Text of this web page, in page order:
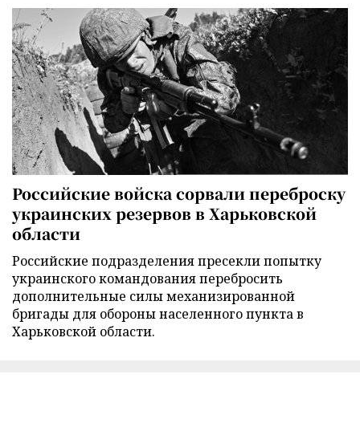
Российские войска сорвали переброску
украинских резервов в Харьковской
области
Российские подразделения пресекли попытку
украинского командования перебросить
дополнительные силы механизированной
бригады для обороны населенного пункта в
Харьковской области.